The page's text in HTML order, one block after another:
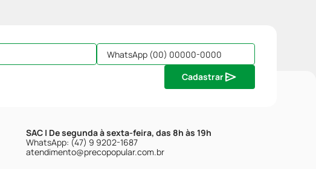
Cadastrar
SAC | De segunda à sexta-feira, das 8h às 19h
WhatsApp: (47) 9 9202-1687
atendimento@precopopular.com.br